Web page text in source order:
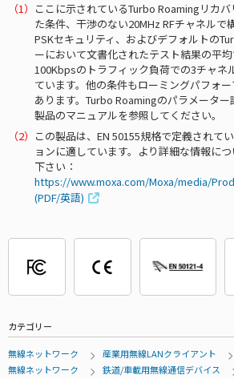
ここに示されているTurbo Roamingリカ
た条件、干渉のない20MHz RFチャネルで
PSKセキュリティ、およびデフォルトの
ーにおいて文書化されたテスト結果の平均
100Kbpsのトラフィック負荷での3チャネ
ています。他の条件もローミングパフォ
あります。Turbo Roamingのパラメーター
製品のマニュアルを参照してください。
この製品は、EN 50155規格で定義されて
ョンに適しています。より詳細な情報に
下さい：
https://www.moxa.com/Moxa/media/
(PDF/英語)
カテゴリー
無線ネットワーク 産業用無線LANクライアント
無線ネットワーク
鉄道/車載用無線通信デバイス